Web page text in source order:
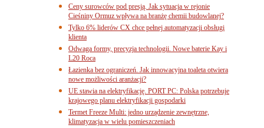
Ceny surowców pod presją. Jak sytuacja w rejonie
Cieśniny Ormuz wpływa na branżę chemii budowlanej?
Tylko 6% liderów CX chce pełnej automatyzacji obsługi
klienta
Odwaga formy, precyzja technologii. Nowe baterie Kay i
L20 Roca
Łazienka bez ograniczeń. Jak innowacyjna toaleta otwiera
nowe możliwości aranżacji?
UE stawia na elektryfikację. PORT PC: Polska potrzebuje
krajowego planu elektryfikacji gospodarki
Termet Freeze Multi: jedno urządzenie zewnętrzne,
klimatyzacja w wielu pomieszczeniach